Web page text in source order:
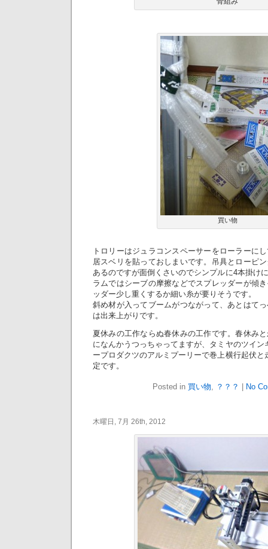
買い物
トロリーはジュラコンスペーサーをローラーに
居スベリを貼っておしまいです。吊具とローピ
あるのですが面倒くさいのでシンプルに4本掛け
ラムではシーブの摩擦などでスプレッダーが傾
ッダー少し重くするか細い糸が要りそうです。
斜め材が入ってブームがつながって、あとはて
は出来上がりです。
夏休みの工作ならぬ春休みの工作です。春休み
になんかうつっちゃってますが、タミヤのツイン
ープロダクツのアルミプーリーで巻上横行起伏と
定です。
Posted in 買い物, ？？？ No
木曜日, 7月 26th, 2012